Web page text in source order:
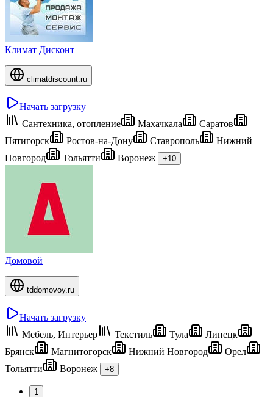
Климат Дисконт
climatdiscount.ru
Начать загрузку
Сантехника, отопление
Махачкала
Саратов
Пятигорск
Ростов-на-Дону Ставрополь
Нижний
Новгород
Тольятти Воронеж +10
Домовой
tddomovoy.ru
Начать загрузку
Мебель, Интерьер
Текстиль Тула
Липецк
Брянск
Магнитогорск Нижний Новгород
Орел
Тольятти
Воронеж +8
1